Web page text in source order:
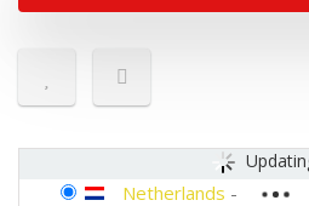
Netherlands -